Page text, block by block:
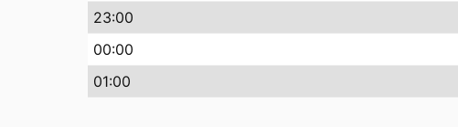
23:00
00:00
01:00